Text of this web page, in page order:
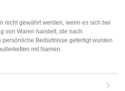
nicht gewährt werden, wenn es sich bei
von Waren handelt, die nach
Bedürfnisse gefertigt wurden
mit Namen.